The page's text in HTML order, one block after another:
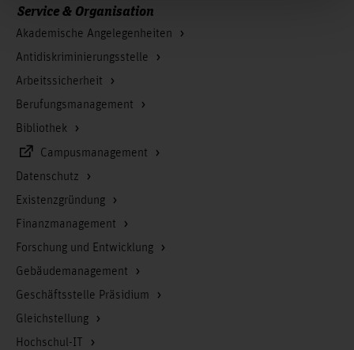
Service & Organisation
Akademische Angelegenheiten
Antidiskriminierungsstelle
Arbeitssicherheit
Berufungsmanagement
Bibliothek
Campusmanagement
Datenschutz
Existenzgründung
Finanzmanagement
Forschung und Entwicklung
Gebäudemanagement
Geschäftsstelle Präsidium
Gleichstellung
Hochschul-IT